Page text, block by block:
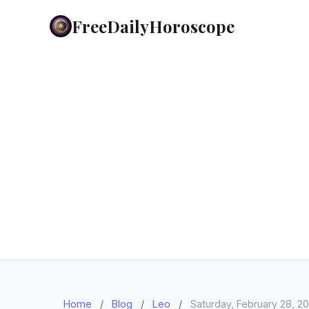
FreeDailyHoroscope
Home / Blog / Leo / Saturday, February 28,